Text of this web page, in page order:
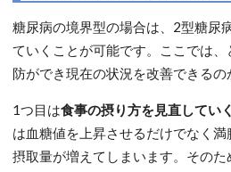
糖尿病の境界型の場合は、2型糖尿
ていくことが可能です。ここでは
防ができ現在の状況を改善できるの
1つ目は食事の摂り方を見直していく
は血糖値を上昇させるだけでなく
摂取量が増えてしまいます。その